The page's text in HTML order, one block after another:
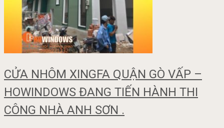
CỬA NHÔM XINGFA QUẬN GÒ VẤP –
HOWINDOWS ĐANG TIẾN HÀNH THI
CÔNG NHÀ ANH SƠN .